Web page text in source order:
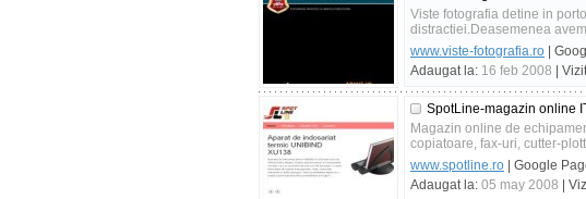
Viste fotografia detine in
distractiei.Deasemenea
www.viste-fotografia.ro |
Adaugat la: 16 feb 2008 |
SpotLine-magazin online
Magazin online de
copiatoare, fax-uri, cutter-
www.spotline.ro | Google
Adaugat la: 05 may 2008 |